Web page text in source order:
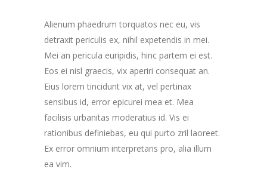
Alienum phaedrum torquatos nec eu, vis
detraxit periculis ex, nihil expetendis in mei.
Mei an pericula euripidis, hinc partem ei est.
Eos ei nisl graecis, vix aperiri consequat an.
Eius lorem tincidunt vix at, vel pertinax
sensibus id, error epicurei mea et. Mea
facilisis urbanitas moderatius id. Vis ei
rationibus definiebas, eu qui purto zril laoreet.
Ex error omnium interpretaris pro, alia illum
ea vim.